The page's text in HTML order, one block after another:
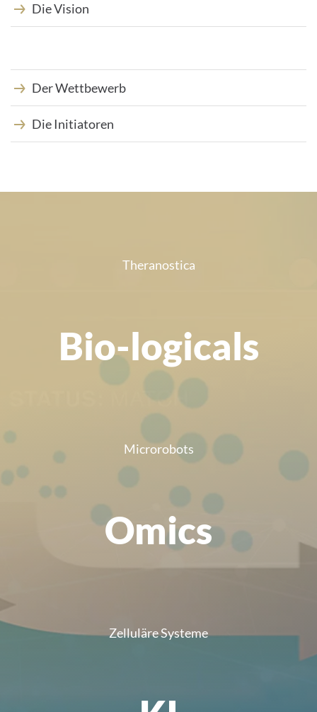
Die Vision
Der Wettbewerb
Die Initiatoren
Theranostica
Bio-logicals
Microrobots
Omics
Zelluläre Systeme